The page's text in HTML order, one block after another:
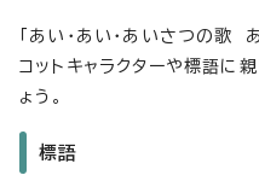
「あい・あい・あいさつの歌
コットキャラクターや標語に
ょう。
標語